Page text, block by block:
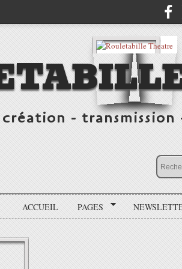
création - transmission
ACCUEIL PAGES